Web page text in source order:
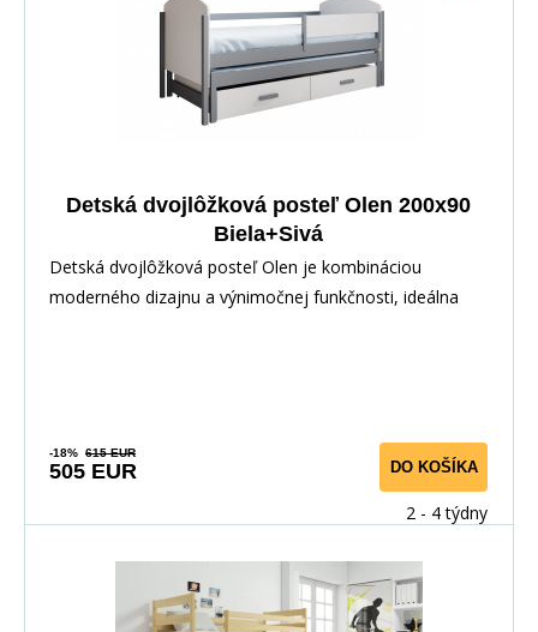
Detská dvojlôžková posteľ Olen 200x90
Biela+Sivá
Detská dvojlôžková posteľ Olen je kombináciou
moderného dizajnu a výnimočnej funkčnosti, ideálna
-18% 615 EUR
505 EUR DO KOŠÍKA
2 - 4 týdny